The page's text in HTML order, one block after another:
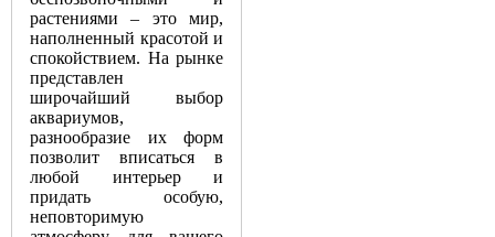
растениями – это мир,
наполненный красотой и
спокойствием. На рынке
представлен
широчайший выбор
аквариумов,
разнообразие их форм
позволит вписаться в
любой интерьер и
придать особую,
неповторимую